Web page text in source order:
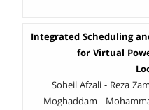
Integrated Scheduling
for Virtual
Soheil Afzali - Reza
Moghaddam -